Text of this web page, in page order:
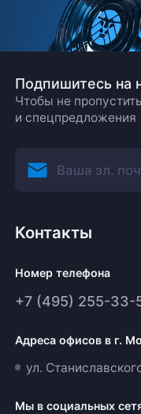
Подпишитесь на
Чтобы не
и спецпредложения
Контакты
Номер телефона
+7 (495) 255-33-
Адреса офисов в г.
ул.
Мы в социальных